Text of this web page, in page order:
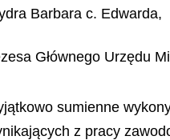
Barbara c. Edwarda,
Głównego Urzędu
sumienne
z pracy